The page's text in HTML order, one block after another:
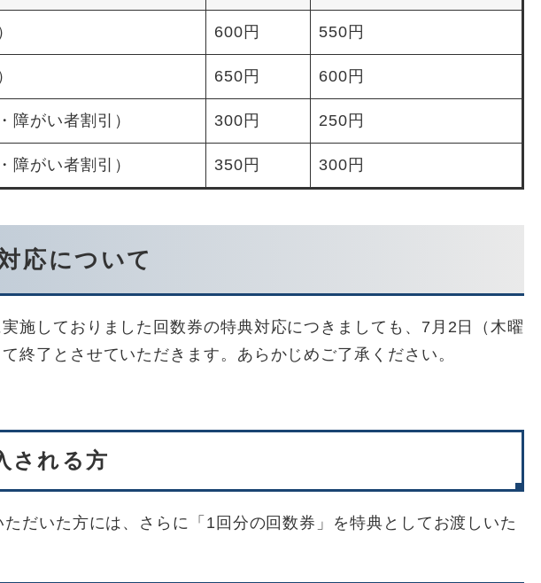
600円 550円
650円 600円
障がい者割引） 300円 250円
障がい者割引） 350円 300円
応について
施しておりました回数券の特典対応につきましても、7月2日（木曜
終了とさせていただきます。あらかじめご了承ください。
される方
だいた方には、さらに「1回分の回数券」を特典としてお渡しいた